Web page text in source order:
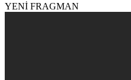
YENİ FRAGMAN